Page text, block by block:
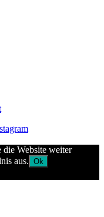
die Website weiter
aus. Ok